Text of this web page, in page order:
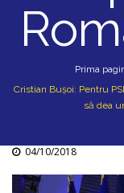
Prima
Cristian Bușoi: Pentru
să dea
04/10/2018